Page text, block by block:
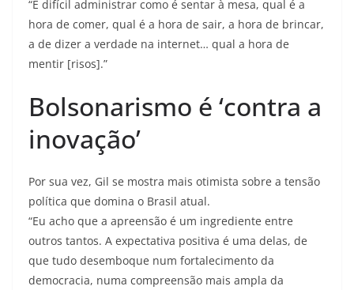
“É difícil administrar como é sentar à mesa, qual é a
hora de comer, qual é a hora de sair, a hora de brincar,
a de dizer a verdade na internet… qual a hora de
mentir [risos].”
Bolsonarismo é ‘contra a
inovação’
Por sua vez, Gil se mostra mais otimista sobre a tensão
política que domina o Brasil atual.
“Eu acho que a apreensão é um ingrediente entre
outros tantos. A expectativa positiva é uma delas, de
que tudo desemboque num fortalecimento da
democracia, numa compreensão mais ampla da